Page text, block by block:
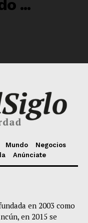
Mundo
Negocios
Anúnciate
en 2003 como
en 2015 se